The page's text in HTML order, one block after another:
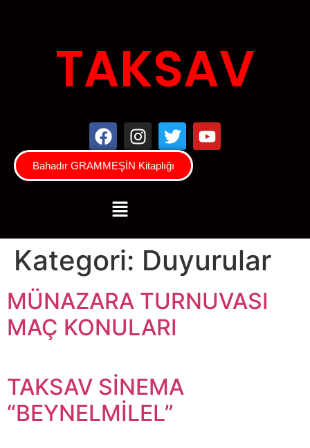
TAKSAV
Bahadır GRAMMEŞİN Kitaplığı
Kategori: Duyurular
MÜNAZARA TURNUVASI
MAÇ KONULARI
TAKSAV SİNEMA
“BEYNELMİLEL”